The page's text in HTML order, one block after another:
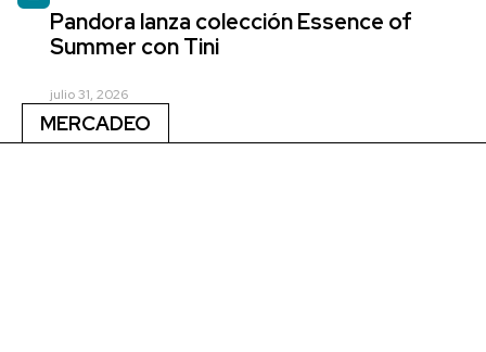
Pandora lanza colección Essence of
Summer con Tini
julio 31, 2026
MERCADEO